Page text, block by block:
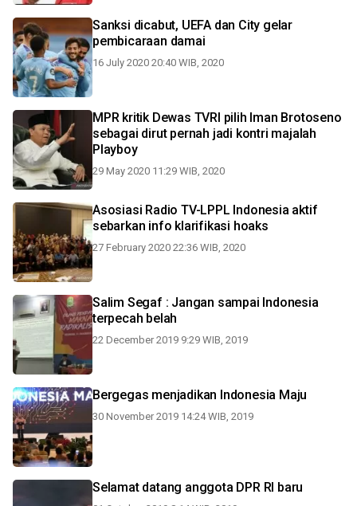
Sanksi dicabut, UEFA dan City gelar
pembicaraan damai
16 July 2020 20:40 WIB, 2020
MPR kritik Dewas TVRI pilih Iman Brotoseno
sebagai dirut pernah jadi kontri majalah
Playboy
29 May 2020 11:29 WIB, 2020
Asosiasi Radio TV-LPPL Indonesia aktif
sebarkan info klarifikasi hoaks
27 February 2020 22:36 WIB, 2020
Salim Segaf : Jangan sampai Indonesia
terpecah belah
22 December 2019 9:29 WIB, 2019
Bergegas menjadikan Indonesia Maju
30 November 2019 14:24 WIB, 2019
Selamat datang anggota DPR RI baru